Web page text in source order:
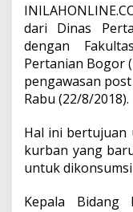
dari Dinas
dengan
Pertanian Bogor
pengawasan
Rabu (22/8/2018).
Hal ini bertujuan
kurban yang
untuk
Kepala Bidang